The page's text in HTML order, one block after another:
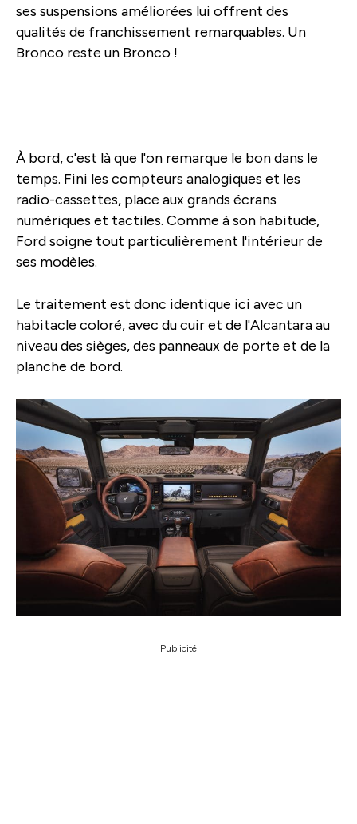
ses suspensions améliorées lui offrent des
qualités de franchissement remarquables. Un
Bronco reste un Bronco !
À bord, c'est là que l'on remarque le bon dans le
temps. Fini les compteurs analogiques et les
radio-cassettes, place aux grands écrans
numériques et tactiles. Comme à son habitude,
Ford soigne tout particulièrement l'intérieur de
ses modèles.
Le traitement est donc identique ici avec un
habitacle coloré, avec du cuir et de l'Alcantara au
niveau des sièges, des panneaux de porte et de la
planche de bord.
Publicité